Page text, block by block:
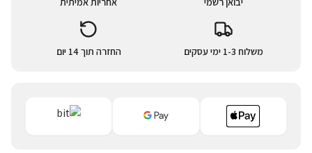
משלוח 1-3 ימי עסקים החזרה תוך 14 יום